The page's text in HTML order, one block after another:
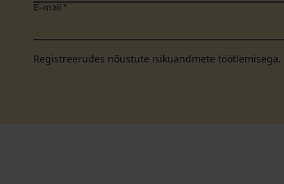
E-mail *
Registreerudes nõustute isikuandmete töötlemisega.